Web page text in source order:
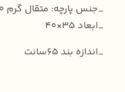
_جنس پارچه: متقال گرم ۳۸۰
_ابعاد 35×40
_اندازه بند 65سانت